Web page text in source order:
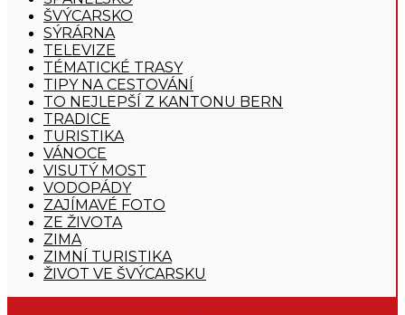
ŠVÝCARSKO
SÝRÁRNA
TELEVIZE
TÉMATICKÉ TRASY
TIPY NA CESTOVÁNÍ
TO NEJLEPŠÍ Z KANTONU BERN
TRADICE
TURISTIKA
VÁNOCE
VISUTÝ MOST
VODOPÁDY
ZAJÍMAVÉ FOTO
ZE ŽIVOTA
ZIMA
ZIMNÍ TURISTIKA
ŽIVOT VE ŠVÝCARSKU